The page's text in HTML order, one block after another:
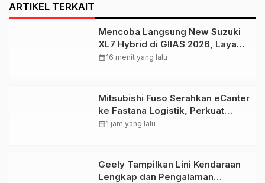
ARTIKEL TERKAIT
Mencoba Langsung New Suzuki
XL7 Hybrid di GIIAS 2026, Layak
Jadi SUV Keluarga
calendar_month16 menit yang lalu
Mitsubishi Fuso Serahkan eCanter
ke Fastana Logistik, Perkuat
Ekosistem Truk Listrik di
calendar_month1 jam yang lalu
Geely Tampilkan Lini Kendaraan
Lengkap dan Pengalaman